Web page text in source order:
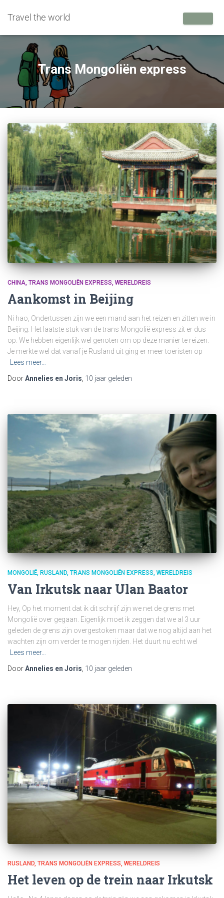
Travel the world
Trans Mongoliën express
CHINA TRANS MONGOLIËN EXPRESS WERELDREIS
Aankomst in Beijing
Ni hao, Ondertussen zijn we een mand aan het reizen en zitten we in
Beijing. Het laatste stuk van de trans Mongolië express zit er dus
op. We hebben eigenlijk wel genoten om op deze manier te reizen.
Je merkte wel dat vanaf je Rusland uit ging er meer toeristen op
Lees meer…
DoorAnnelies en Joris 10 jaar geleden
MONGOLIË RUSLAND TRANS MONGOLIËN EXPRESS WERELDREIS
Van Irkutsk naar Ulan Baator
Hey, Op het moment dat ik dit schrijf zijn we net de grens met
Mongolië over gegaan. Eigenlijk moet ik zeggen dat we al 3 uur
geleden de grens zijn overgestoken maar dat we nog altijd aan het
wachten zijn om verder te mogen rijden. Het duurt nu echt wel
Lees meer…
DoorAnnelies en Joris, 10 jaar geleden
RUSLAND TRANS MONGOLIËN EXPRESS WERELDREIS
Het leven op de trein naar Irkutsk